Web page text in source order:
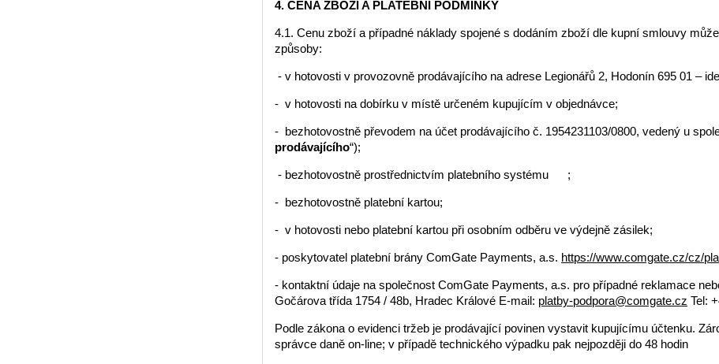
4. CENA ZBOŽÍ A PLATEBNÍ PODMÍNKY
4.1. Cenu zboží a případné náklady spojené s dodáním zboží dle kupní smlouvy
způsoby:
- v hotovosti v provozovně prodávajícího na adrese Legionářů 2, Hodonín 695 01 –
- v hotovosti na dobírku v místě určeném kupujícím v objednávce;
- bezhotovostně převodem na účet prodávajícího č. 1954231103/0800, vedený u
prodávajícího“);
- bezhotovostně prostřednictvím platebního systému ;
- bezhotovostně platební kartou;
- v hotovosti nebo platební kartou při osobním odběru ve výdejně zásilek;
- poskytovatel platební brány ComGate Payments, a.s. https://www.comgate.cz/cz/
- kontaktní údaje na společnost ComGate Payments, a.s. pro případné reklamace
Gočárova třída 1754 / 48b, Hradec Králové E-mail: platby-podpora@comgate.cz Tel:
Podle zákona o evidenci tržeb je prodávající povinen vystavit kupujícímu účtenku.
správce daně on-line; v případě technického výpadku pak nejpozději do 48 hodin